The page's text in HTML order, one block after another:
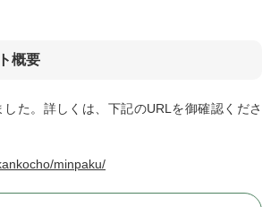
概要
た。詳しくは、下記のURLを御確認くださ
minpaku/